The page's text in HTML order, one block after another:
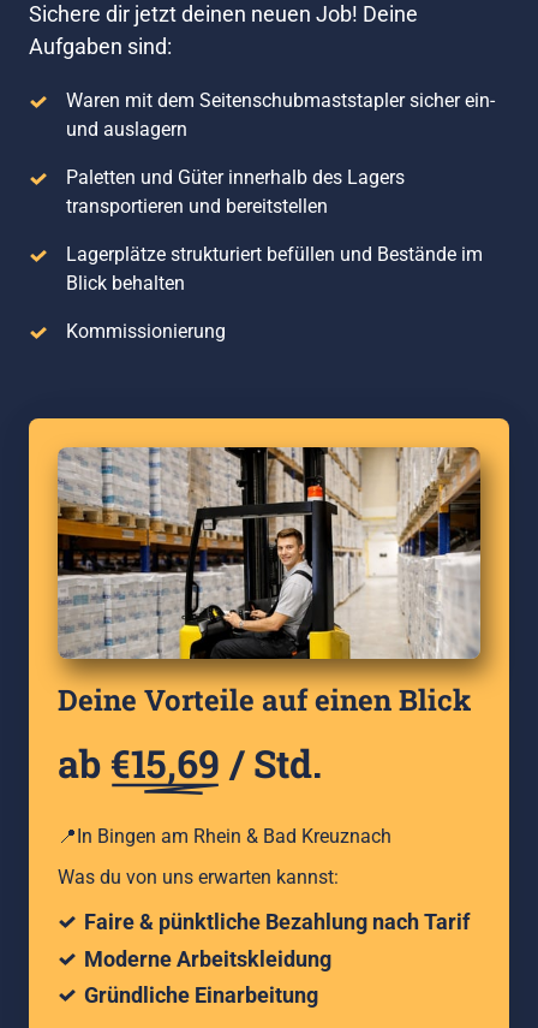
Sichere dir jetzt deinen neuen Job! Deine
Aufgaben sind:
Waren mit dem Seitenschubmaststapler sicher ein-
und auslagern
Paletten und Güter innerhalb des Lagers
transportieren und bereitstellen
Lagerplätze strukturiert befüllen und Bestände im
Blick behalten
Kommissionierung
Deine Vorteile auf einen Blick
ab €15,69 / Std.
📍In Bingen am Rhein & Bad Kreuznach
Was du von uns erwarten kannst:
Faire & pünktliche Bezahlung nach Tarif
Moderne Arbeitskleidung
Gründliche Einarbeitung